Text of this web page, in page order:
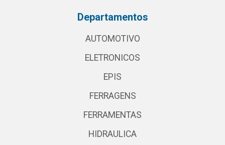
Departamentos
AUTOMOTIVO
ELETRONICOS
EPIS
FERRAGENS
FERRAMENTAS
HIDRAULICA